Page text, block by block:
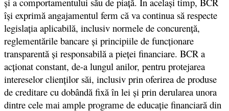
îşi exprimă angajamentul ferm că va continua să respecte
legislaţia aplicabilă, inclusiv normele de concurenţă,
reglementările bancare şi principiile de funcţionare
transparentă şi responsabilă a pieţei financiare. BCR a
acţionat constant, de-a lungul anilor, pentru protejarea
intereselor clienţilor săi, inclusiv prin oferirea de produse
de creditare cu dobândă fixă în lei şi prin derularea unora
dintre cele mai ample programe de educaţie financiară din